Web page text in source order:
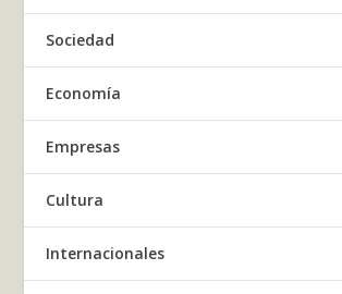
Sociedad
Economía
Empresas
Cultura
Internacionales